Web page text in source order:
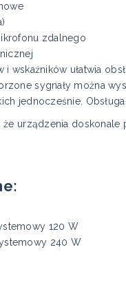
zdalnego
i wskaźników ułatwia
sygnały można
jednocześnie.
że urządzenia
120 W
240 W